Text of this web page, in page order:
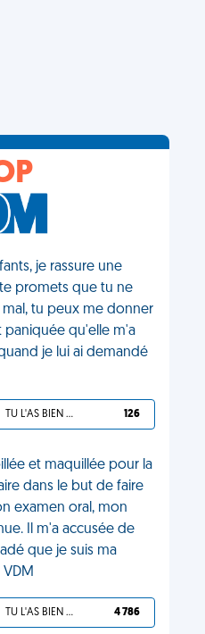
je rassure une
promets que tu ne
mal, tu peux me donner
paniquée qu'elle m'a
je lui ai demandé
TU L'AS BIEN MÉRITÉ 126
et maquillée pour la
dans le but de faire
examen oral, mon
Il m'a accusée de
que je suis ma
TU L'AS BIEN MÉRITÉ 4 786